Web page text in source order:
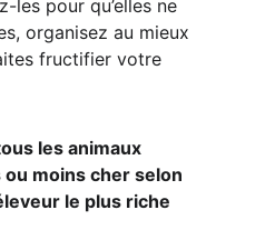
les pour qu’elles ne
organisez au mieux
fructifier votre
les animaux
moins cher selon
le plus riche